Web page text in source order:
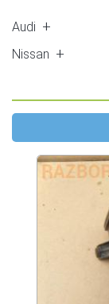
Audi
Nissan
Almera Tino (1)
X-Trail (T30) (1)